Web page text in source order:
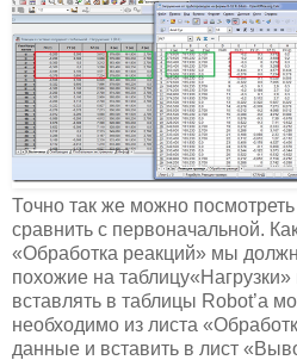
Точно так же можно
сравнить с первоначальной.
«Обработка реакций» мы
похожие на таблицу«Нагрузки»
вставлять в таблицы Robot’а
необходимо из листа
данные и вставить в лист